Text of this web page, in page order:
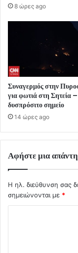
8 ώρες ago
Συναγερμός στην
για φωτιά στη Σητεία
δυσπρόσιτο σημείο
14 ώρες ago
Αφήστε μια
Η ηλ. διεύθυνση σας
σημειώνονται με *